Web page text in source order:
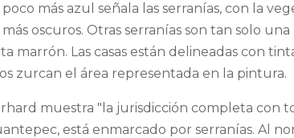
más azul señala las serranías, con la
oscuros. Otras serranías son tan solo
marrón. Las casas están delineadas con
zurcan el área representada en la pintura.
muestra "la jurisdicción completa con
está enmarcado por serranías. Al